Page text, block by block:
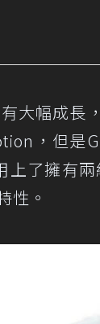
大幅成長
，但是
上了擁有
性。